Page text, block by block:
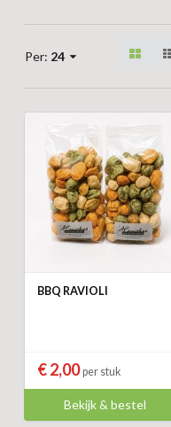
Per: 24
BBQ RAVIOLI
€ 2,00per stuk
Bekijk & bestel